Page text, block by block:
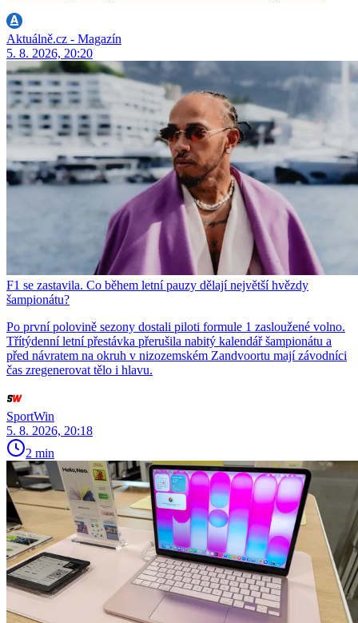
Aktuálně.cz - Magazín
5. 8. 2026, 20:20
F1 se zastavila. Co během letní pauzy dělají největší hvězdy
šampionátu?
Po první polovině sezony dostali piloti formule 1 zasloužené volno.
Třítýdenní letní přestávka přerušila nabitý kalendář šampionátu a
před návratem na okruh v nizozemském Zandvoortu mají závodníci
čas zregenerovat tělo i hlavu.
SportWin
5. 8. 2026, 20:18
2 min